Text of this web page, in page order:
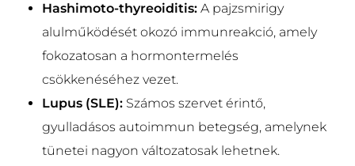
Hashimoto-thyreoiditis:A pajzsmirigy
alulműködését okozó immunreakció, amely
fokozatosan a hormontermelés
csökkenéséhez vezet.
Lupus (SLE):Számos szervet érintő,
gyulladásos autoimmun betegség, amelynek
tünetei nagyon változatosak lehetnek.